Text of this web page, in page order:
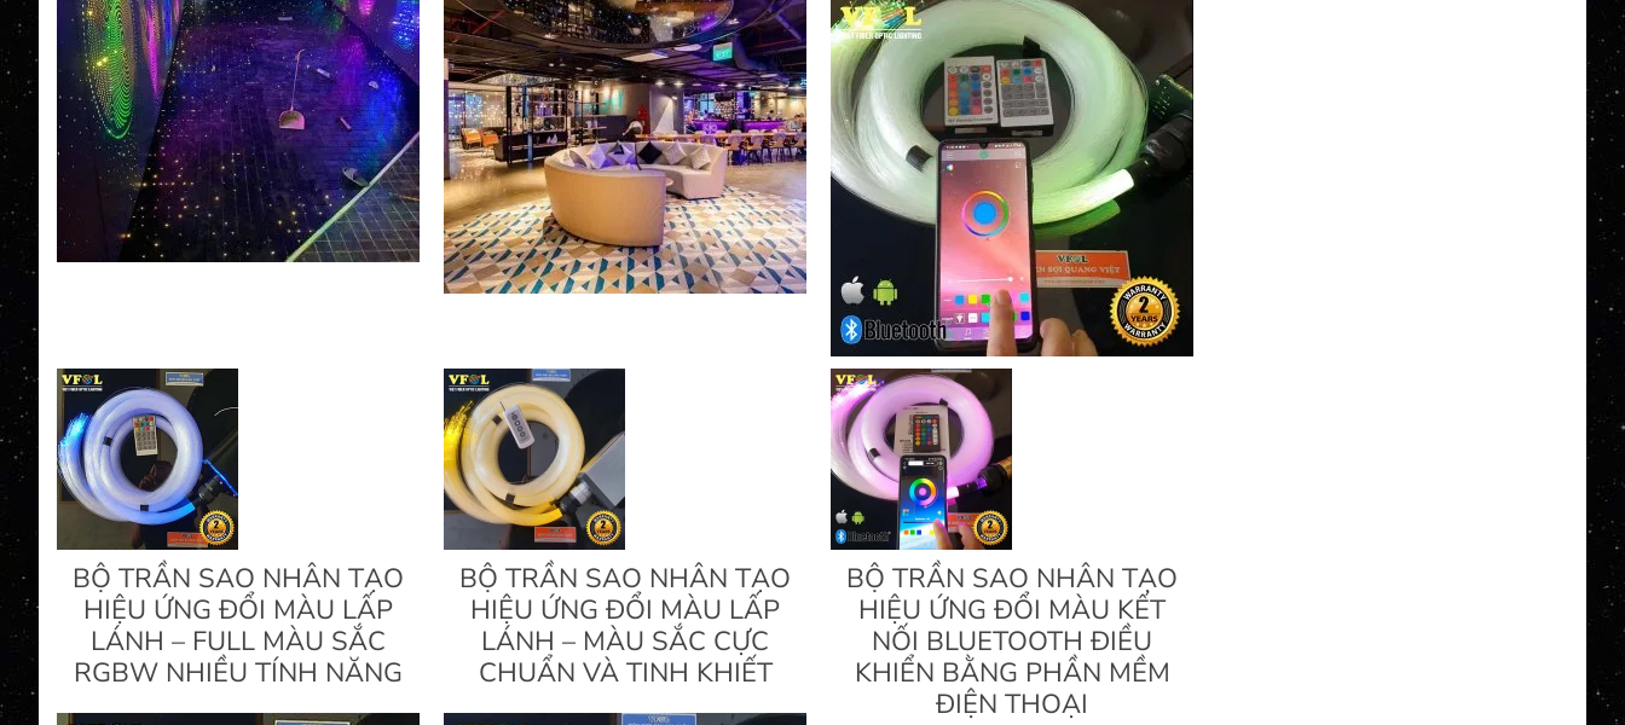
BỘ TRẦN SAO NHÂN TẠO
HIỆU ỨNG ĐỔI MÀU LẤP
LÁNH – FULL MÀU SẮC
RGBW NHIỀU TÍNH NĂNG
BỘ TRẦN SAO NHÂN TẠO
HIỆU ỨNG ĐỔI MÀU LẤP
LÁNH – MÀU SẮC CỰC
CHUẨN VÀ TINH KHIẾT
BỘ TRẦN SAO NHÂN TẠO
HIỆU ỨNG ĐỔI MÀU KẾT
NỐI BLUETOOTH ĐIỀU
KHIỂN BẰNG PHẦN MỀM
ĐIỆN THOẠI